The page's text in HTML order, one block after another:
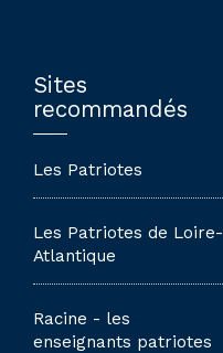
Sites
recommandés
Les Patriotes
Les Patriotes de Loire-
Atlantique
Racine - les
enseignants patriotes